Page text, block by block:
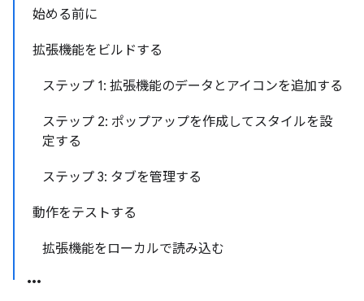
始める前に
拡張機能をビルドする
ステップ 1: 拡張機能のデータとアイコンを追加する
ステップ 2: ポップアップを作成してスタイルを設
定する
ステップ 3: タブを管理する
動作をテストする
拡張機能をローカルで読み込む